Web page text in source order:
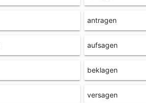
antragen
aufsagen
beklagen
versagen